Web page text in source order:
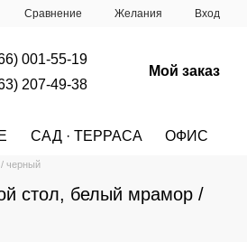
Сравнение Желания Вход
001-55-19
207-49-38
Мой заказ
САД · ТЕРРАСА ОФИС
черный
стол, белый мрамор /